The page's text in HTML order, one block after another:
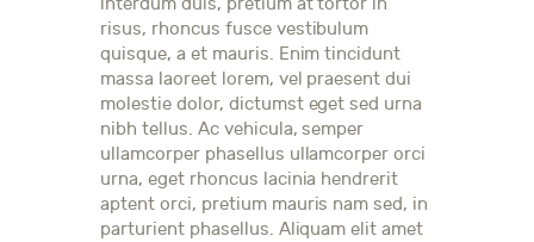
interdum duis, pretium at tortor in
risus, rhoncus fusce vestibulum
quisque, a et mauris. Enim tincidunt
massa laoreet lorem, vel praesent dui
molestie dolor, dictumst eget sed urna
nibh tellus. Ac vehicula, semper
ullamcorper phasellus ullamcorper orci
urna, eget rhoncus lacinia hendrerit
aptent orci, pretium mauris nam sed, in
parturient phasellus. Aliquam elit amet